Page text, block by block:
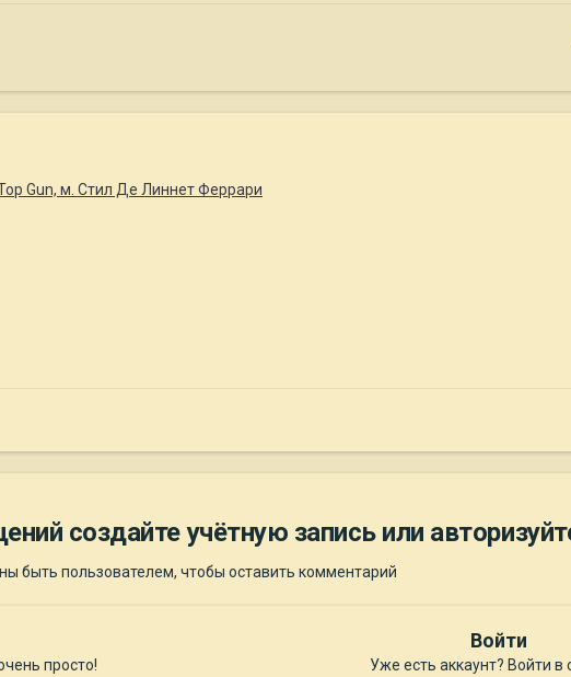
Gun, м. Стил Де Линнет Феррари
создайте учётную запись или
быть пользователем, чтобы оставить комментарий
просто!
Войти
Уже есть аккаунт? Войти в